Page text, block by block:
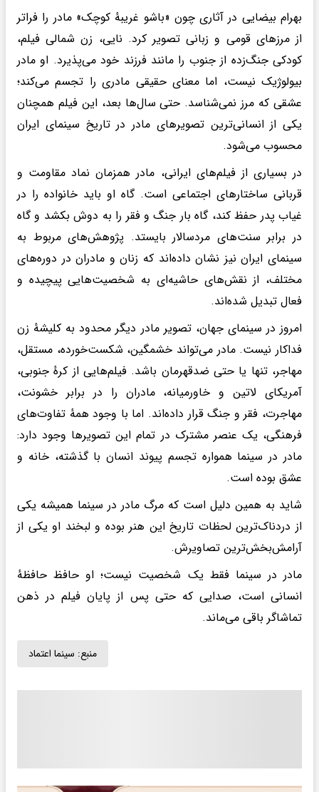
بهرام بیضایی در آثاری چون «باشو غریبهٔ کوچک» مادر را فراتر
از مرزهای قومی و زبانی تصویر کرد. نایی، زن شمالی فیلم،
کودکی جنگ‌زده از جنوب را مانند فرزند خود می‌پذیرد. او مادر
بیولوژیک نیست، اما معنای حقیقی مادری را تجسم می‌کند؛
عشقی که مرز نمی‌شناسد. حتی سال‌ها بعد، این فیلم همچنان
یکی از انسانی‌ترین تصویرهای مادر در تاریخ سینمای ایران
محسوب می‌شود.
در بسیاری از فیلم‌های ایرانی، مادر همزمان نماد مقاومت و
قربانی ساختارهای اجتماعی است. گاه او باید خانواده را در
غیاب پدر حفظ کند، گاه بار جنگ و فقر را به دوش بکشد و گاه
در برابر سنت‌های مردسالار بایستد. پژوهش‌های مربوط به
سینمای ایران نیز نشان داده‌اند که زنان و مادران در دوره‌های
مختلف، از نقش‌های حاشیه‌ای به شخصیت‌هایی پیچیده و
فعال تبدیل شده‌اند.
امروز در سینمای جهان، تصویر مادر دیگر محدود به کلیشهٔ زن
فداکار نیست. مادر می‌تواند خشمگین، شکست‌خورده، مستقل،
مهاجر، تنها یا حتی ضدقهرمان باشد. فیلم‌هایی از کرهٔ جنوبی،
آمریکای لاتین و خاورمیانه، مادران را در برابر خشونت،
مهاجرت، فقر و جنگ قرار داده‌اند. اما با وجود همهٔ تفاوت‌های
فرهنگی، یک عنصر مشترک در تمام این تصویرها وجود دارد:
مادر در سینما همواره تجسم پیوند انسان با گذشته، خانه و
عشق بوده است.
شاید به همین دلیل است که مرگ مادر در سینما همیشه یکی
از دردناک‌ترین لحظات تاریخ این هنر بوده و لبخند او یکی از
آرامش‌بخش‌ترین تصاویرش.
مادر در سینما فقط یک شخصیت نیست؛ او حافظ حافظهٔ
انسانی است، صدایی که حتی پس از پایان فیلم در ذهن
تماشاگر باقی می‌ماند.
منبع: سینما اعتماد